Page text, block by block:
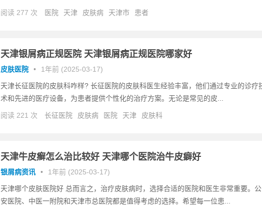
阅读 277 次 医院 天津 皮肤病 天津市 患者
天津银屑病正规医院 天津银屑病正规医院哪家好
皮肤医院 • 1年前 (2025-03-17)
天津长征医院的皮肤科咋样? 长征医院的皮肤科医生经验丰富，他们通过专业的诊疗
术和先进的医疗设备，为患者提供个性化的治疗方案。无论是常见的皮...
阅读 221 次 长征医院 皮肤病 医院 天津 皮肤科
天津牛皮癣怎么治比较好 天津哪个医院治牛皮癖好
银屑病资讯 • 1年前 (2025-03-17)
天津哪个皮肤医院好 总而言之，治疗皮肤病时，选择合适的医院和医生非常重要。公
安医院、中医一附院和天津市总医院都是值得考虑的选择。希望每一位患...